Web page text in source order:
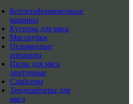
Котлетоформовочные
машины
Куттеры для мяса
Мясорубки
Пельменные
аппараты
Пилы для мяса
ленточные
Слайсеры
Тендерайзеры для
мяса